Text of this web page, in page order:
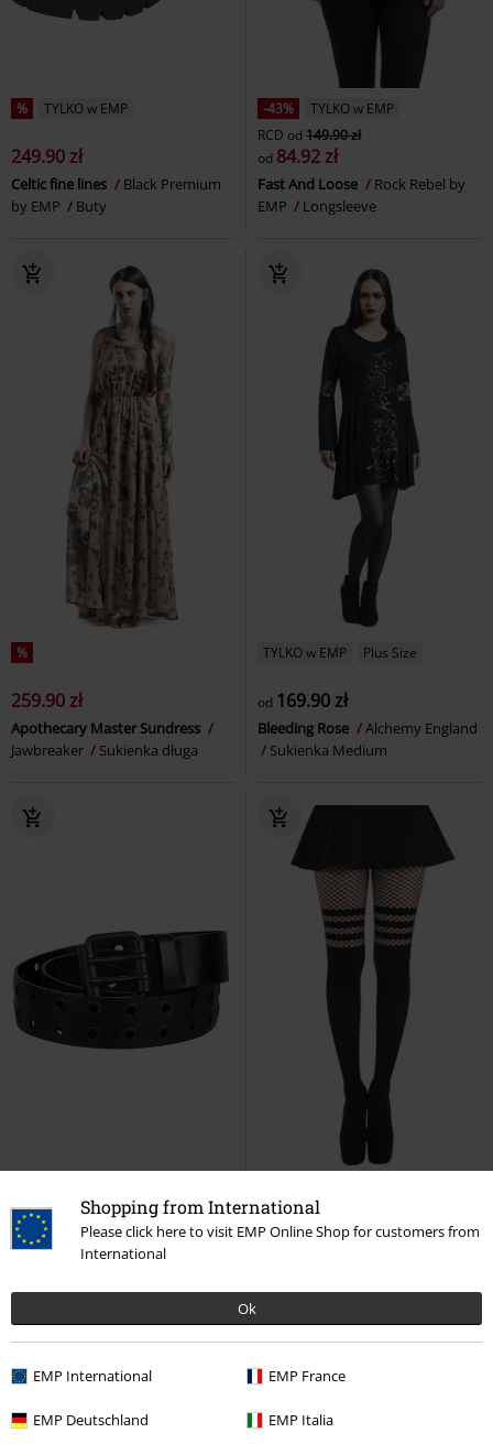
Shopping from International
Please click here to visit EMP Online Shop for customers from
International
Ok
EMP International EMP France
EMP Deutschland EMP Italia
% TYLKO w EMP
249.90 zł
Celtic fine lines
Black Premium
by EMP
Buty
-43%
TYLKO w EMP
RCD od 149.90 zł
od 84.92 zł
Fast And Loose
Rock Rebel by
EMP
Longsleeve
%
259.90 zł
Apothecary Master Sundress
Jawbreaker
Sukienka długa
TYLKO w EMP Plus Size
od 169.90 zł
Bleeding Rose
Alchemy England
Sukienka Medium
TYLKO w EMP
RCD99.90 zł
76.42 zł 59.90 zł
Rajstopy